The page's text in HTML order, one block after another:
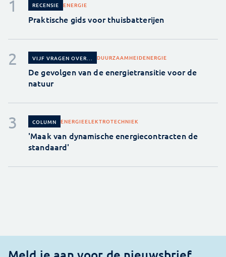
RECENSIE ENERGIE
Praktische gids voor thuisbatterijen
VIJF VRAGEN OVER... DUURZAAMHEIDENERGIE
De gevolgen van de energietransitie voor de
natuur
COLUMN ENERGIEELEKTROTECHNIEK
'Maak van dynamische energiecontracten de
standaard'